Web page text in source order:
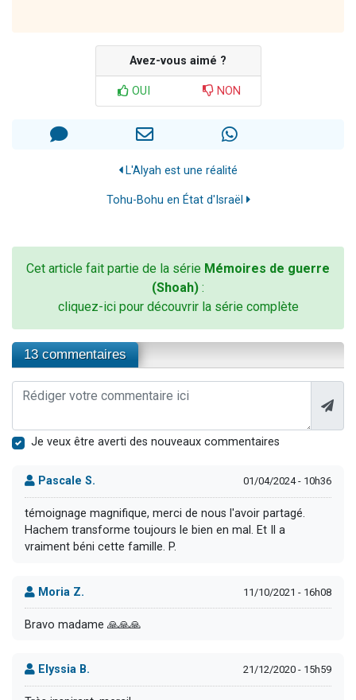
Avez-vous aimé ?
OUI NON
L'Alyah est une réalité
Tohu-Bohu en État d'Israël
Cet article fait partie de la série Mémoires de guerre
(Shoah) :
cliquez-ici pour découvrir la série complète
13 commentaires
Je veux être averti des nouveaux commentaires
Pascale S. 01/04/2024 - 10h36
témoignage magnifique, merci de nous l'avoir partagé.
Hachem transforme toujours le bien en mal. Et Il a
vraiment béni cette famille. P.
Moria Z. 11/10/2021 - 16h08
Bravo madame 🙏🙏🙏
Elyssia B. 21/12/2020 - 15h59